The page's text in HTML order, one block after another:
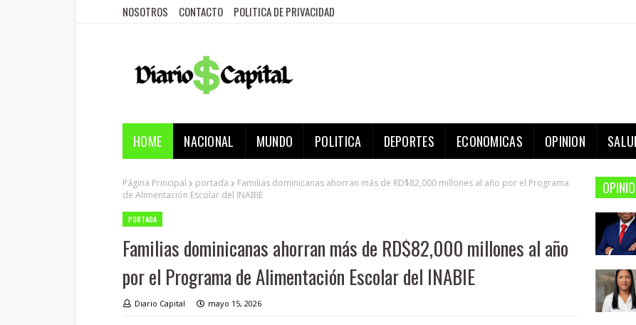
NOSOTROS CONTACTO POLITICA DE PRIVACIDAD
HOME NACIONAL MUNDO POLITICA DEPORTES ECONOMICAS OPINION
Página Principal portada
Familias dominicanas ahorran más de RD$82,000 millones al año por el Programa
de Alimentación Escolar del INABIE
PORTADA
Familias dominicanas ahorran más de RD$82,000 millones al año
por el Programa de Alimentación Escolar del INABIE
Diario Capital mayo 15, 2026